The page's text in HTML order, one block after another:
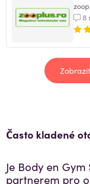
8
Často kladené
Je Body en Gym
partnerem pro